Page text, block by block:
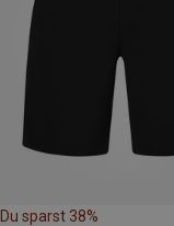
Du sparst 38%